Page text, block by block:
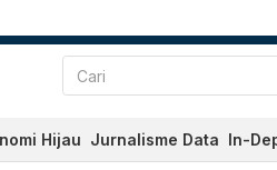
Hijau Jurnalisme Data In-